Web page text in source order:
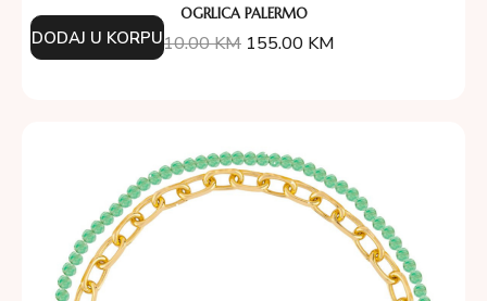
OGRLICA PALERMO
310.00KM 155.00 KM
DODAJ U KORPU